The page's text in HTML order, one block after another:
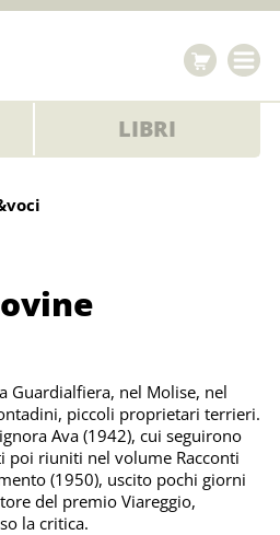
LIBRI
Guardialfiera, nel Molise, nel
piccoli proprietari terrieri.
Ava (1942), cui seguirono
poi riuniti nel volume Racconti
(1950), uscito pochi giorni
del premio Viareggio,
la critica.